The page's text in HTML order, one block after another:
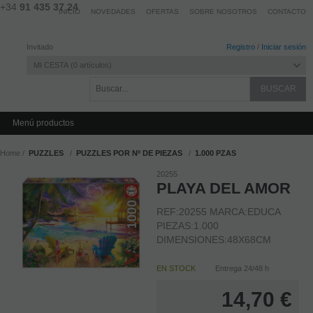
+34 91 435 37 24
Invitado Registro / Iniciar sesión
MI CESTA 0 artículos
INICIO NOVEDADES OFERTAS SOBRE NOSOTROS CONTACTO
Menú productos
Home PUZZLES PUZZLES POR Nº DE PIEZAS 1.000 PZAS
20255
PLAYA DEL AMOR
REF:20255 MARCA:EDUCA
PIEZAS:1.000
DIMENSIONES:48X68CM
EN STOCK Entrega 24/48 h
14,70 €